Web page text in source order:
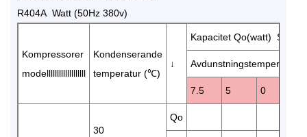
R404A Watt (50Hz 380v)
Kompressorer
modelllllllllllllllllll
Kondenserande
temperatur (℃)
↓
Kapacitet Qo(watt)
Avdunstningstemperatur
7.5 5 0
30
Qo